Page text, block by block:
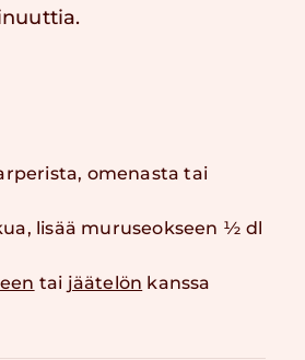
omenasta tai
lisää muruseokseen ½ dl
tai jäätelön kanssa